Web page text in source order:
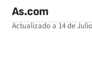
As.com
Actualizado a14 de